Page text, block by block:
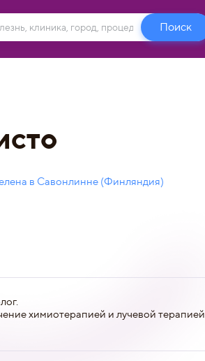
в Савонлинне (Финляндия)
химиотерапией и лучевой терапией